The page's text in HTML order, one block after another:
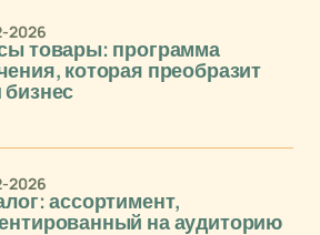
товары: программа
которая преобразит
2026
ассортимент,
на аудиторию
2026